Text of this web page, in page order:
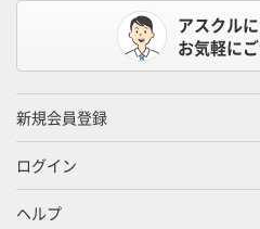
アスクル
お気軽に
新規会員登録
ログイン
ヘルプ